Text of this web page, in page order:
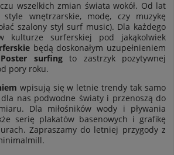
wszelkich zmian świata wokół. Od lat
wnętrzarskie, modę, czy muzykę
szalony styl surf music). Dla każdego
kulturze surferskiej pod jakąkolwiek
będą doskonałym uzupełnieniem
Poster surfingto zastrzyk pozytywnej
pory roku.
wpisują się w letnie trendy tak samo
nas podwodne światy i przenoszą do
Dla miłośników wody i pływania
serię plakatów basenowych i grafikę
Zapraszamy do letniej przygody z